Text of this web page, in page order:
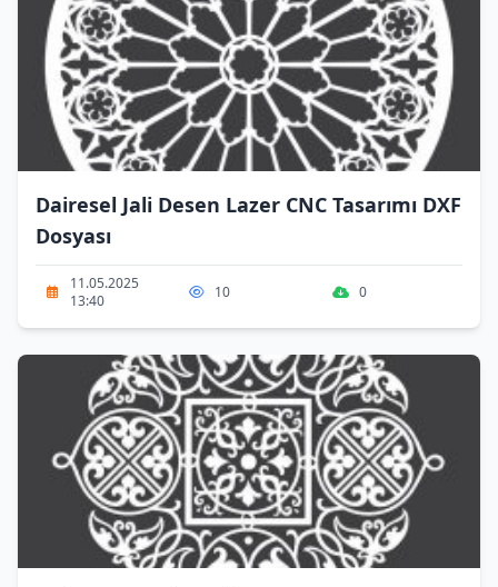
Dairesel Jali Desen Lazer CNC Tasarımı DXF
Dosyası
11.05.2025
13:40
10 0